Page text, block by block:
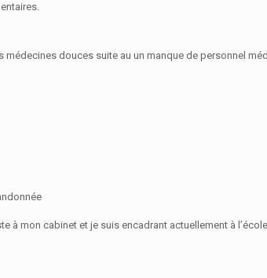
douces suite au un manque de personnel
mon cabinet et je suis encadrant actuellement à